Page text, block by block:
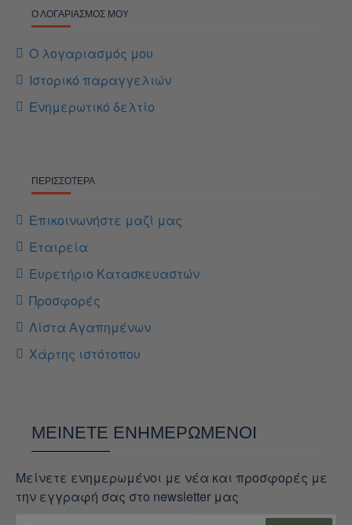
Ο ΛΟΓΑΡΙΑΣΜΌΣ ΜΟΥ
Ο λογαριασμός μου
Ιστορικό παραγγελιών
Ενημερωτικό δελτίο
ΠΕΡΙΣΣΌΤΕΡΑ
Επικοινωνήστε μαζί μας
Εταιρεία
Ευρετήριο Κατασκευαστών
Προσφορές
Λίστα Αγαπημένων
Χάρτης ιστότοπου
ΜΕΊΝΕΤΕ ΕΝΗΜΕΡΩΜΈΝΟΙ
Μείνετε ενημερωμένοι με νέα και προσφορές με
την εγγραφή σας στο newsletter μας